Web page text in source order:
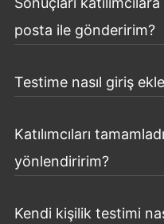
posta ile gönderirim?
Testime nasıl giriş
Katılımcıları
yönlendiririm?
Kendi kişilik testimi